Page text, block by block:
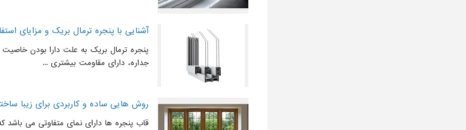
آشنایی با پنجره ترمال بریک و مزایای
پنجره ترمال بریک به علت دارا بودن
جداره، دارای مقاومت بیشتری ...
روش هایی ساده و کاربردی برای زیبا
قاب پنجره ها دارای نمای متفاوتی می باشد